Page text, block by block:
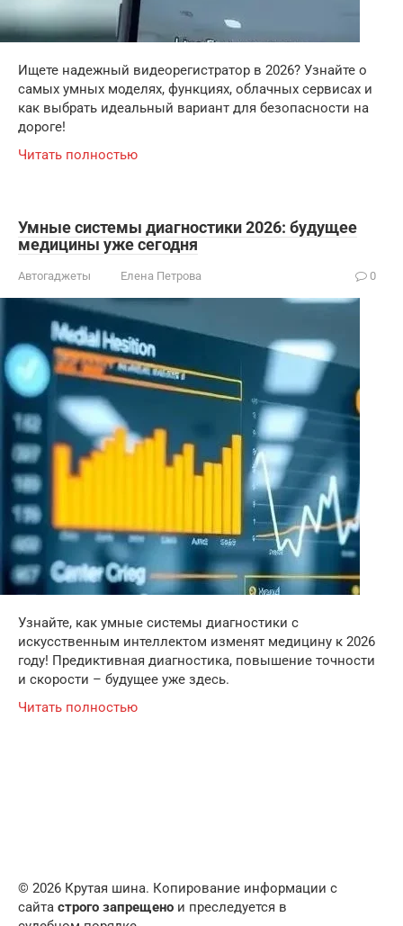
Ищете надежный видеорегистратор в 2026? Узнайте о
самых умных моделях, функциях, облачных сервисах и
как выбрать идеальный вариант для безопасности на
дороге!
Читать полностью
Умные системы диагностики 2026: будущее
медицины уже сегодня
Автогаджеты Елена Петрова 0
Узнайте, как умные системы диагностики с
искусственным интеллектом изменят медицину к 2026
году! Предиктивная диагностика, повышение точности
и скорости – будущее уже здесь.
Читать полностью
© 2026 Крутая шина. Копирование информации с
сайта строго запрещено и преследуется в